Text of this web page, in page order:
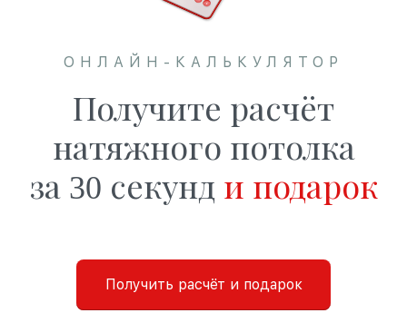
ОНЛАЙН-КАЛЬКУЛЯТОР
Получите расчёт
натяжного потолка
за 30 секунд и подарок
Получить расчёт и подарок